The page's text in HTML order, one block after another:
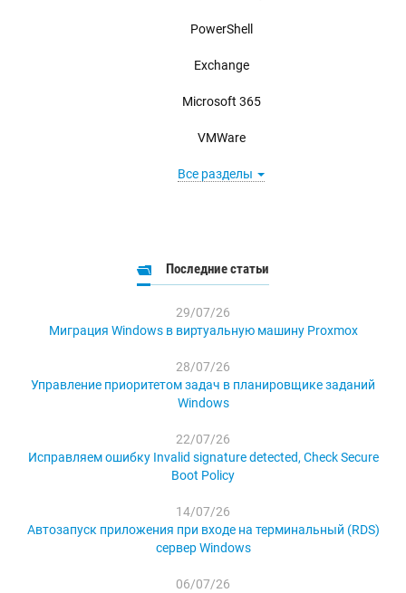
PowerShell
Exchange
Microsoft 365
VMWare
Все разделы
Последние статьи
29/07/26
Миграция Windows в виртуальную машину Proxmox
28/07/26
Управление приоритетом задач в планировщике заданий
Windows
22/07/26
Исправляем ошибку Invalid signature detected, Check Secure
Boot Policy
14/07/26
Автозапуск приложения при входе на терминальный (RDS)
сервер Windows
06/07/26